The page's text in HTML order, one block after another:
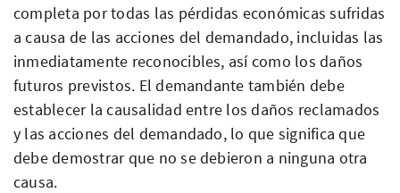
completa por todas las pérdidas económicas sufridas
a causa de las acciones del demandado, incluidas las
inmediatamente reconocibles, así como los daños
futuros previstos. El demandante también debe
establecer la causalidad entre los daños reclamados
y las acciones del demandado, lo que significa que
debe demostrar que no se debieron a ninguna otra
causa.